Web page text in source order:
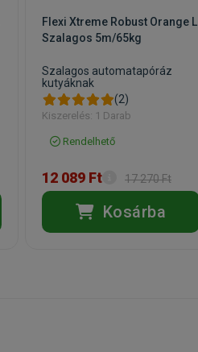
Flexi Xtreme Robust Orange L
Szalagos 5m/65kg
Szalagos automatapóráz
kutyáknak
(2)
Kiszerelés: 1 Darab
Rendelhető
12 089 Ft 17 270 Ft
Kosárba